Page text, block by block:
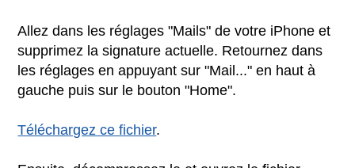
Allez dans les réglages "Mails" de votre iPhone et
supprimez la signature actuelle. Retournez dans
les réglages en appuyant sur "Mail..." en haut à
gauche puis sur le bouton "Home".
Téléchargez ce fichier.